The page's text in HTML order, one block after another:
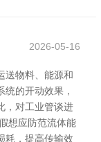
2026-05-16
送物料、能源和
的开动效果，
，对工业管谈进
想应防范流体能
耗，提高传输效